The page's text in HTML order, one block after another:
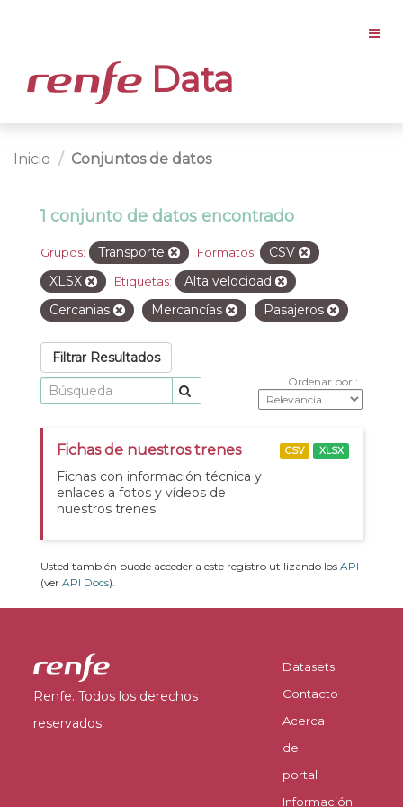
Data
Inicio Conjuntos de datos
1 conjunto de datos encontrado
Grupos: Transporte Formatos:
CSV
XLSX
Etiquetas:
Alta velocidad
Cercanias
Mercancías Pasajeros
Filtrar Resultados
Ordenar por
Fichas de nuestros trenes
Fichas con información técnica y
enlaces a fotos y vídeos de
nuestros trenes
CSV XLSX
Usted también puede acceder a este registro utilizando los API
(ver API Docs).
Renfe. Todos los derechos
reservados.
Datasets
Contacto
Acerca
del
portal
Información